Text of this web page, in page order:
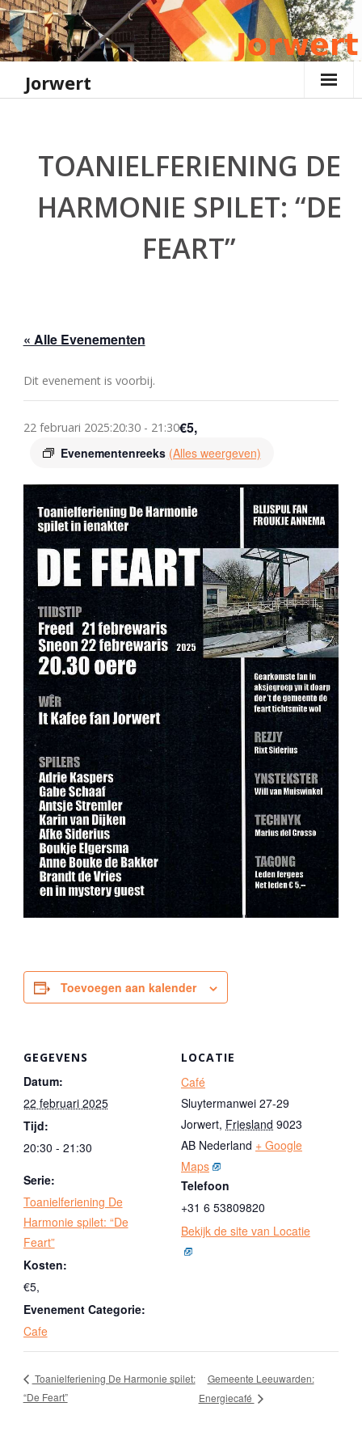
Ga
naar
de
Jorwert
TOANIELFERIENING DE
HARMONIE SPILET: “DE
FEART”
« Alle Evenementen
Dit evenement is voorbij.
22 februari 2025:20:30- 21:30
Evenementenreeks (Alles weergeven)
€5,
Toevoegen aan kalender
GEGEVENS
Datum:
22 februari 2025
Tijd:
20:30 - 21:30
Serie:
Toanielferiening De
Harmonie spilet: “De
Feart”
Kosten:
€5,
Evenement Categorie:
Cafe
LOCATIE
Café
Sluytermanwei 27-29
Jorwert, Friesland 9023
AB Nederland + Google
Maps
Telefoon
+31 6 53809820
Bekijk de site van Locatie
Toanielferiening De Harmonie spilet:
“De Feart”
Gemeente Leeuwarden:
Energiecafé